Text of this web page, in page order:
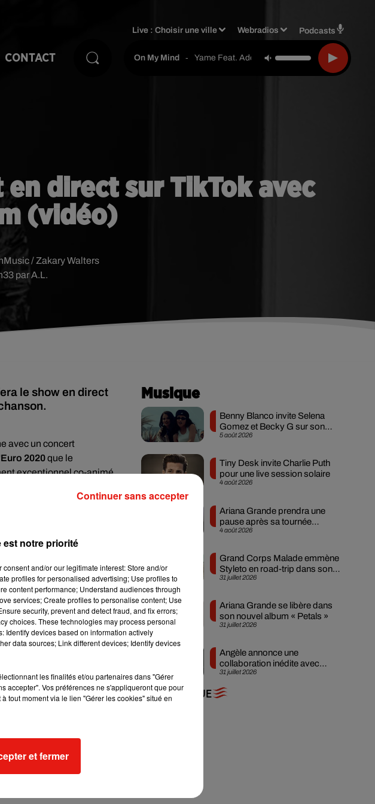
CONTACT
Live :Choisir une ville Webradios Podcasts
On My Mind - Yame Feat. Adekunle Gold
direct sur TikTok avec
(vidéo)
par A.L.
/ Zakary Walters
le show en direct
avec un concert
2020que le
exceptionnel co-animé
son tout nouveau titre.
un lieu que j’adore
nouveau titre ! On se
Musique
5 août 2026
Benny Blanco invite Selena
Gomez et Becky G sur son
nouveau single
4 août 2026
Tiny Desk invite Charlie Puth
pour une live session solaire
4 août 2026
Ariana Grande prendra une
pause après sa tournée
mondiale
31 juillet 2026
Grand Corps Malade emmène
Styleto en road-trip dans son
nouveau clip
31 juillet 2026
Ariana Grande se libère dans
son nouvel album « Petals »
31 juillet 2026
Angèle annonce une
collaboration inédite avec
Amelie Lens
+ DE MUSIQUE
est notre priorité
and/or our legitimate interest: Store and/or
profiles for personalised advertising; Use profiles to
content performance; Understand audiences through
services; Create profiles to personalise content; Use
security, prevent and detect fraud, and fix errors;
choices. These technologies may process personal
Identify devices based on information actively
data sources; Link different devices; Identify devices
les finalités et/ou partenaires dans "Gérer
accepter". Vos préférences ne s'appliqueront que pour
tout moment via le lien "Gérer les cookies" situé en
et fermer
Continuer sans accepter